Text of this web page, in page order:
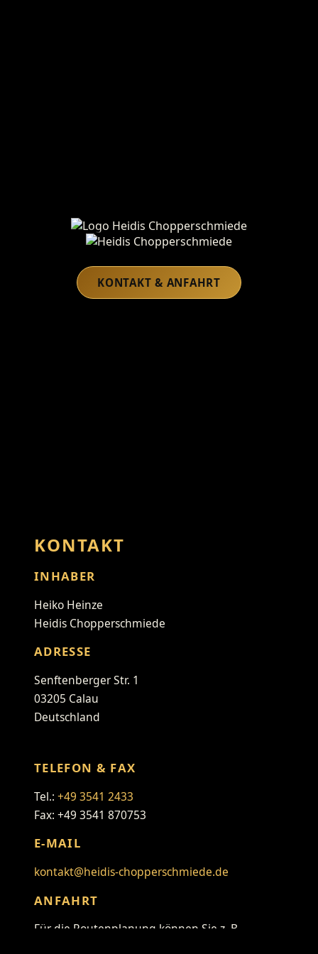
Heidis Chopperschmiede
KONTAKT & ANFAHRT
KONTAKT
INHABER
Heiko Heinze
Heidis Chopperschmiede
ADRESSE
Senftenberger Str. 1
03205 Calau
Deutschland
TELEFON & FAX
Tel.: +49 3541 2433
Fax: +49 3541 870753
E-MAIL
kontakt@heidis-chopperschmiede.de
ANFAHRT
Für die Routenplanung können Sie z. B.